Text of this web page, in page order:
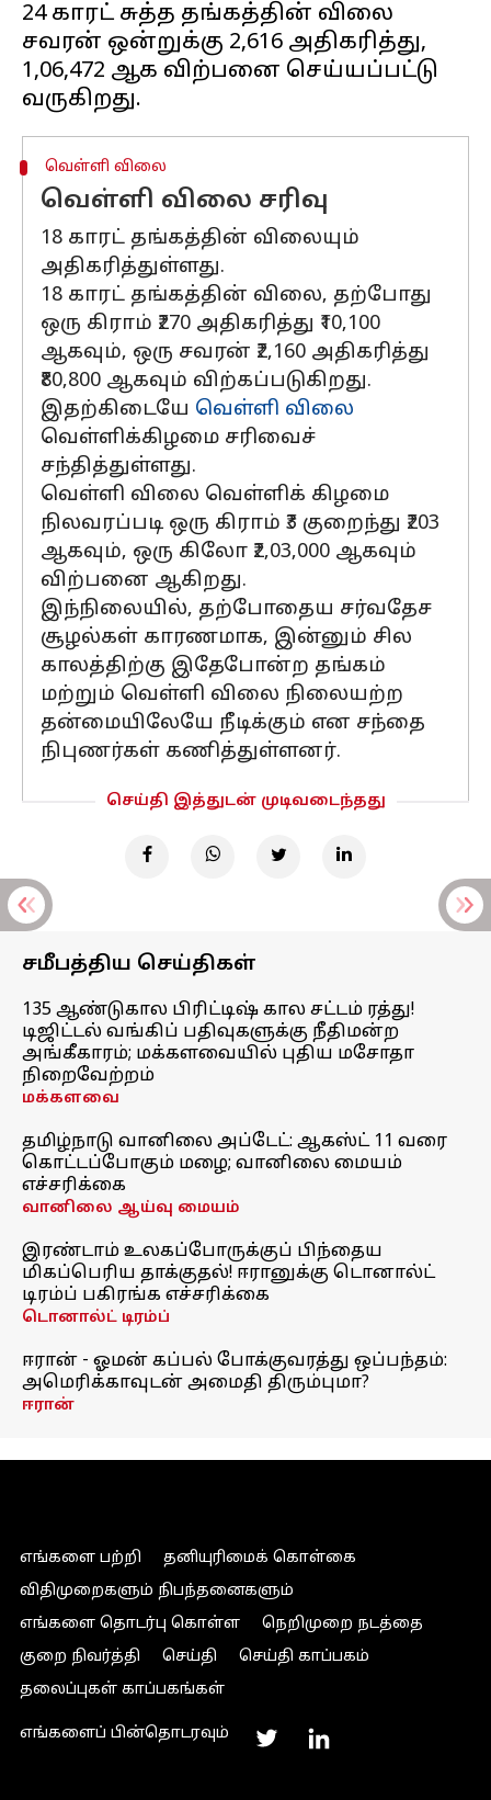
24 காரட் சுத்த தங்கத்தின் விலை
சவரன் ஒன்றுக்கு ₹2,616 அதிகரித்து,
₹1,06,472 ஆக விற்பனை செய்யப்பட்டு
வெள்ளி விலை
வெள்ளி விலை சரிவு
18 காரட் தங்கத்தின் விலையும்
அதிகரித்துள்ளது.
18 காரட் தங்கத்தின் விலை, தற்போது
ஒரு கிராம் ₹270 அதிகரித்து ₹10,100
ஆகவும், ஒரு சவரன் ₹2,160 அதிகரித்து
₹80,800 ஆகவும் விற்கப்படுகிறது.
இதற்கிடையே வெள்ளி விலை
வெள்ளிக்கிழமை சரிவைச்
சந்தித்துள்ளது.
வெள்ளி விலை வெள்ளிக் கிழமை
நிலவரப்படி ஒரு கிராம் ₹3 குறைந்து ₹203
ஆகவும், ஒரு கிலோ ₹2,03,000 ஆகவும்
விற்பனை ஆகிறது.
இந்நிலையில், தற்போதைய சர்வதேச
சூழல்கள் காரணமாக, இன்னும் சில
காலத்திற்கு இதேபோன்ற தங்கம்
மற்றும் வெள்ளி விலை நிலையற்ற
தன்மையிலேயே நீடிக்கும் என சந்தை
நிபுணர்கள் கணித்துள்ளனர்.
செய்தி இத்துடன் முடிவடைந்தது
சமீபத்திய செய்திகள்
135 ஆண்டுகால பிரிட்டிஷ் கால சட்டம் ரத்து!
டிஜிட்டல் வங்கிப் பதிவுகளுக்கு நீதிமன்ற
அங்கீகாரம்; மக்களவையில் புதிய மசோதா
நிறைவேற்றம்
மக்களவை
தமிழ்நாடு வானிலை அப்டேட்: ஆகஸ்ட் 11 வரை
கொட்டப்போகும் மழை; வானிலை மையம்
எச்சரிக்கை
வானிலை ஆய்வு மையம்
இரண்டாம் உலகப்போருக்குப் பிந்தைய
மிகப்பெரிய தாக்குதல்! ஈரானுக்கு டொனால்ட்
டிரம்ப் பகிரங்க எச்சரிக்கை
டொனால்ட் டிரம்ப்
ஈரான் - ஓமன் கப்பல் போக்குவரத்து ஒப்பந்தம்:
அமெரிக்காவுடன் அமைதி திரும்புமா?
ஈரான்
எங்களை பற்றி
தனியுரிமைக் கொள்கை
விதிமுறைகளும் நிபந்தனைகளும்
எங்களை தொடர்பு கொள்ள
நெறிமுறை நடத்தை
குறை நிவர்த்தி
செய்தி
செய்தி காப்பகம்
தலைப்புகள் காப்பகங்கள்
எங்களைப் பின்தொடரவும்